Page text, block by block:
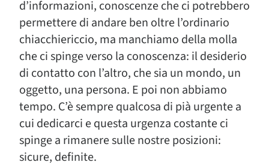
d’informazioni, conoscenze che ci potrebbero
permettere di andare ben oltre l’ordinario
chiacchiericcio, ma manchiamo della molla
che ci spinge verso la conoscenza: il desiderio
di contatto con l’altro, che sia un mondo, un
oggetto, una persona. E poi non abbiamo
tempo. C’è sempre qualcosa di pià urgente a
cui dedicarci e questa urgenza costante ci
spinge a rimanere sulle nostre posizioni:
sicure, definite.